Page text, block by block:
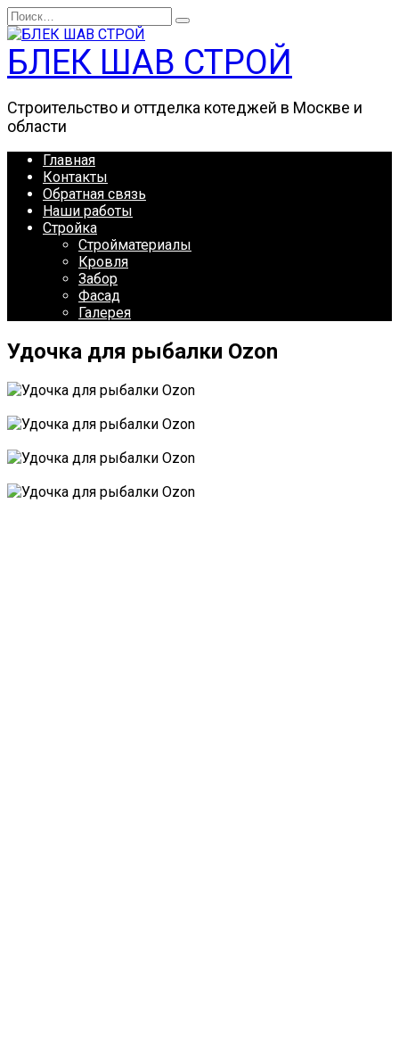
Перейти
к
содержанию
Search
for:
БЛЕК ШАВ СТРОЙ
Строительство и оттделка котеджей в Москве и
области
Главная
Контакты
Обратная связь
Наши работы
Стройка
Стройматериалы
Кровля
Забор
Фасад
Галерея
Удочка для рыбалки Ozon